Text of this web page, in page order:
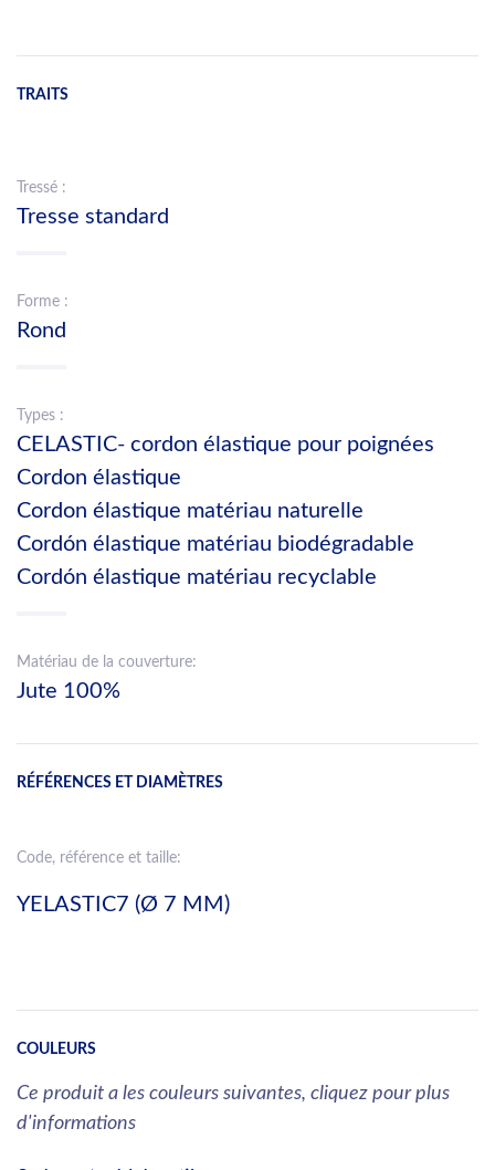
TRAITS
Tressé :
Tresse standard
Forme :
Rond
Types :
CELASTIC- cordon élastique pour poignées
Cordon élastique
Cordon élastique matériau naturelle
Cordón élastique matériau biodégradable
Cordón élastique matériau recyclable
Matériau de la couverture:
Jute 100%
RÉFÉRENCES ET DIAMÈTRES
Code, référence et taille:
YELASTIC7 (Ø 7 MM)
COULEURS
Ce produit a les couleurs suivantes, cliquez pour plus
d'informations